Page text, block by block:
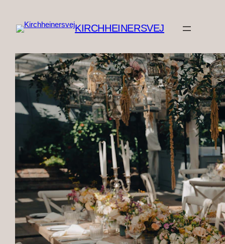
indhold
KIRCHHEINERSVEJ